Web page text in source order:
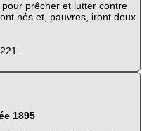
prêcher et lutter contre
nés et, pauvres, iront deux
1895